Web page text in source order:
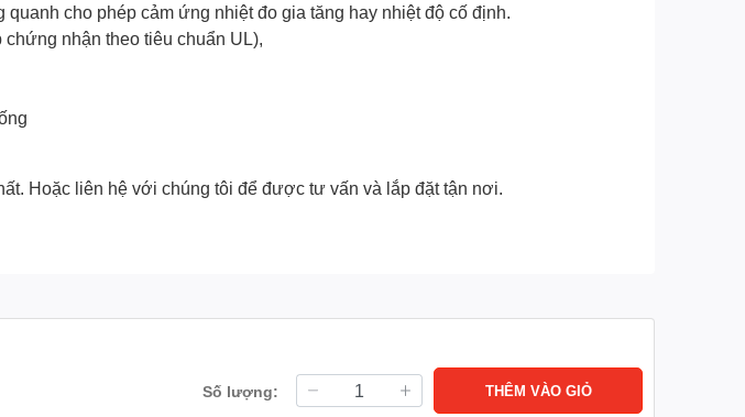
cho phép cảm ứng nhiệt đo gia tăng hay nhiệt độ cố định.
nhận theo tiêu chuẩn UL),
Hoặc liên hệ với chúng tôi để được tư vấn và lắp đặt tận nơi.
Số lượng: THÊM VÀO GIỎ